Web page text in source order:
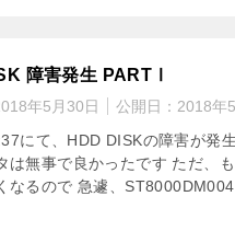
障害発生 PARTⅠ
年5月30日 公開日： 2018年
にて、HDD DISKの障害が発
は無事で良かったです ただ、
なるので 急遽、